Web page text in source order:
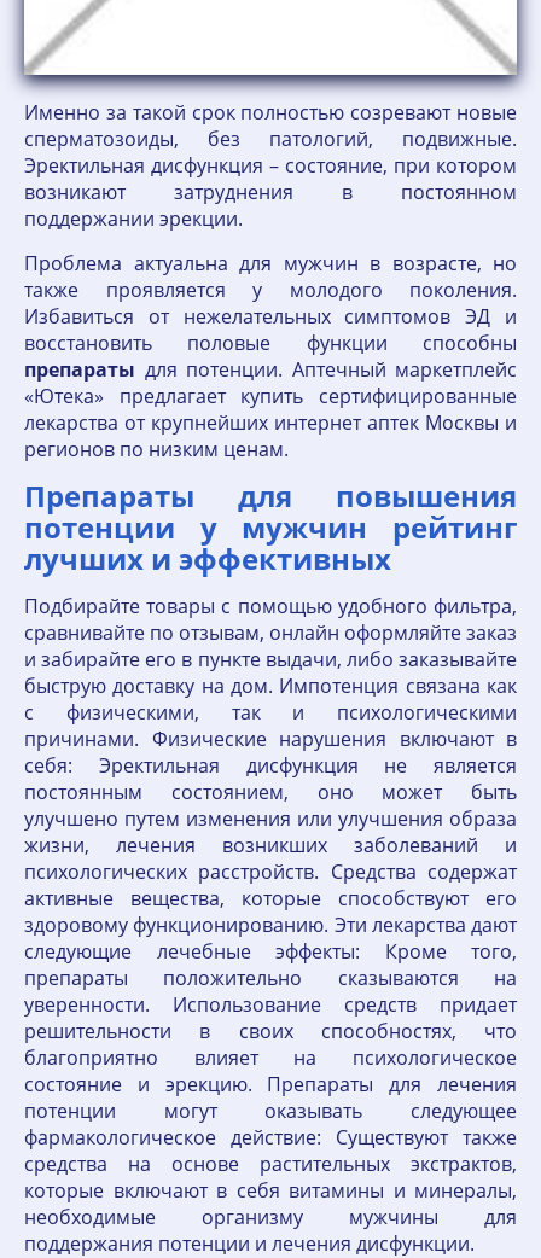
Именно за такой срок полностью созревают новые
сперматозоиды, без патологий, подвижные.
Эректильная дисфункция – состояние, при котором
возникают затруднения в постоянном
поддержании эрекции.
Проблема актуальна для мужчин в возрасте, но
также проявляется у молодого поколения.
Избавиться от нежелательных симптомов ЭД и
восстановить половые функции способны
препараты для потенции. Аптечный маркетплейс
«Ютека» предлагает купить сертифицированные
лекарства от крупнейших интернет аптек Москвы и
регионов по низким ценам.
Препараты для повышения
потенции у мужчин рейтинг
лучших и эффективных
Подбирайте товары с помощью удобного фильтра,
сравнивайте по отзывам, онлайн оформляйте заказ
и забирайте его в пункте выдачи, либо заказывайте
быструю доставку на дом. Импотенция связана как
с физическими, так и психологическими
причинами. Физические нарушения включают в
себя: Эректильная дисфункция не является
постоянным состоянием, оно может быть
улучшено путем изменения или улучшения образа
жизни, лечения возникших заболеваний и
психологических расстройств. Средства содержат
активные вещества, которые способствуют его
здоровому функционированию. Эти лекарства дают
следующие лечебные эффекты: Кроме того,
препараты положительно сказываются на
уверенности. Использование средств придает
решительности в своих способностях, что
благоприятно влияет на психологическое
состояние и эрекцию. Препараты для лечения
потенции могут оказывать следующее
фармакологическое действие: Существуют также
средства на основе растительных экстрактов,
которые включают в себя витамины и минералы,
необходимые организму мужчины для
поддержания потенции и лечения дисфункции.